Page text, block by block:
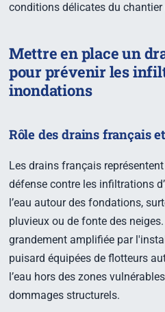
conditions délicates du chantier
Mettre en place un
pour prévenir les
inondations
Rôle des drains français
Les drains français
défense contre les infiltrations
l’eau autour des fondations,
pluvieux ou de fonte des
grandement amplifiée par
puisard équipées de flotteurs
l’eau hors des zones
dommages structurels.